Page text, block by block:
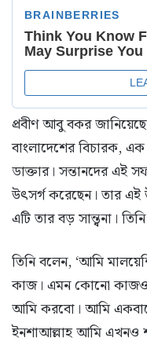
প্রবীণ আবু বকর
বাংলাদেশের বিচারক,
ডাক্তার। সন্তানদের এই
উৎসর্গ করেছেন। তার এই
এটি তার বড় সান্ত্বনা।
তিনি বলেন, ‘আমি
কাজ। এমন কোনো কাজও
আমি করবো। আমি
ইনশাআল্লাহ আমি এখনও